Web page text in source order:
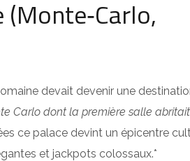
devait devenir une
Carlo dont la première salle
ce palace devint un épicentre
et jackpots colossaux.*